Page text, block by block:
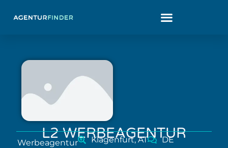
L2 WERBEAGENTUR
Werbeagentur Klagenfurt, AT
DE